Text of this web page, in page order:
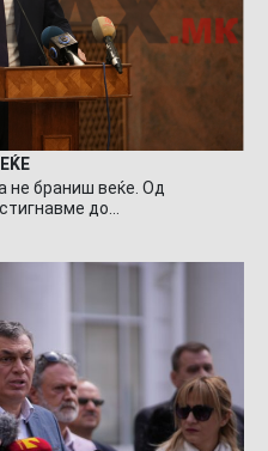
не браниш веќе. Од
до…